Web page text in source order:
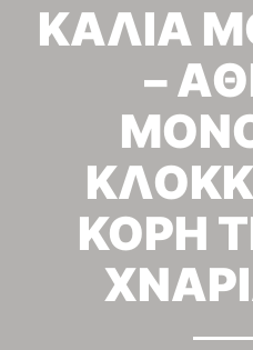
ΚΑΛΙΑ
–
ΚΟΡΗ